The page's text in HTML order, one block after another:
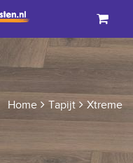
Home Tapijt Xtreme